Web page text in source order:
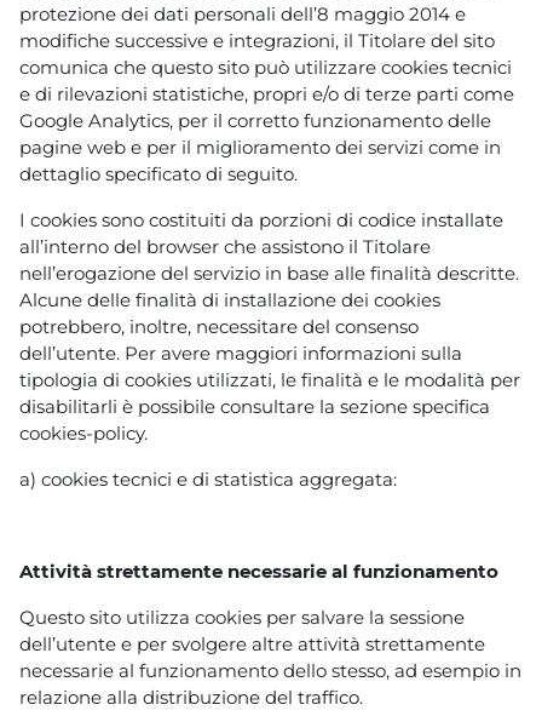
protezione dei dati personali dell’8 maggio 2014 e
modifiche successive e integrazioni, il Titolare del sito
comunica che questo sito può utilizzare cookies tecnici
e di rilevazioni statistiche, propri e/o di terze parti come
Google Analytics, per il corretto funzionamento delle
pagine web e per il miglioramento dei servizi come in
dettaglio specificato di seguito.
I cookies sono costituiti da porzioni di codice installate
all’interno del browser che assistono il Titolare
nell’erogazione del servizio in base alle finalità descritte.
Alcune delle finalità di installazione dei cookies
potrebbero, inoltre, necessitare del consenso
dell’utente. Per avere maggiori informazioni sulla
tipologia di cookies utilizzati, le finalità e le modalità per
disabilitarli è possibile consultare la sezione specifica
cookies-policy.
a) cookies tecnici e di statistica aggregata:
Attività strettamente necessarie al funzionamento
Questo sito utilizza cookies per salvare la sessione
dell’utente e per svolgere altre attività strettamente
necessarie al funzionamento dello stesso, ad esempio in
relazione alla distribuzione del traffico.